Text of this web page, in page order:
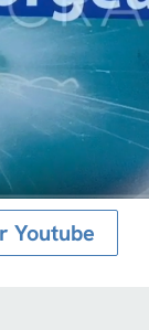
Youtube